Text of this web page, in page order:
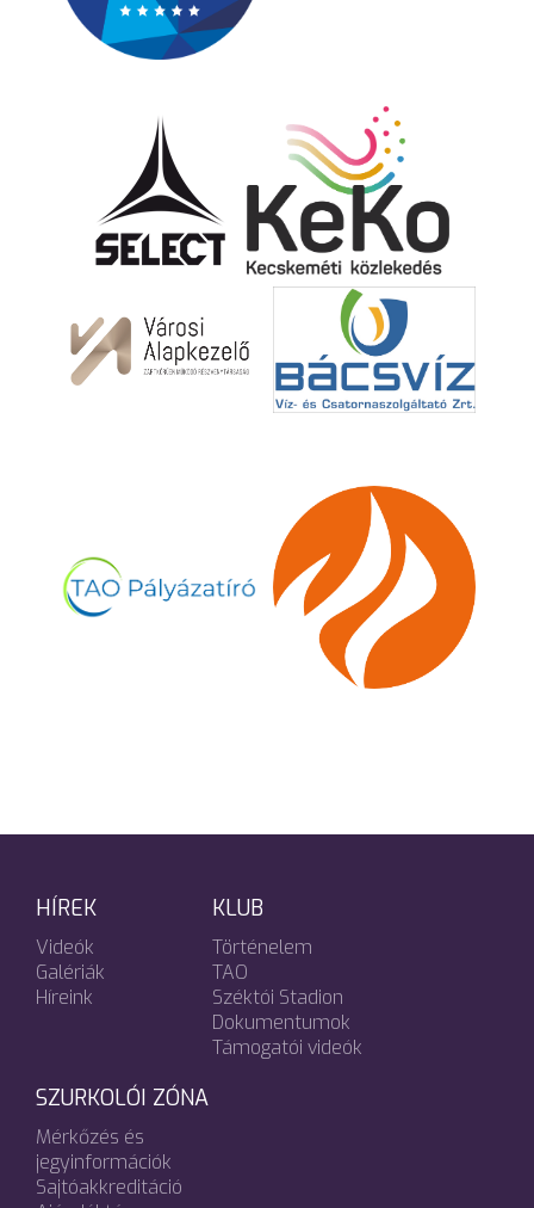
HÍREK
Videók
Galériák
Híreink
KLUB
Történelem
TAO
Széktói Stadion
Dokumentumok
Támogatói videók
SZURKOLÓI ZÓNA
Mérkőzés és
jegyinformációk
Sajtóakkreditáció